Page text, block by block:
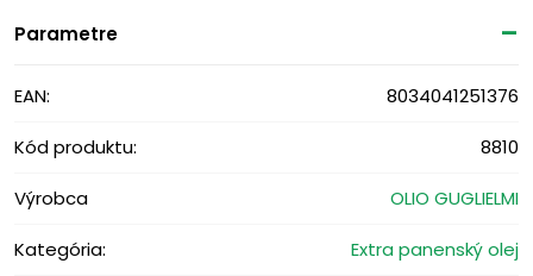
Parametre
EAN: 8034041251376
Kód produktu: 8810
Výrobca OLIO GUGLIELMI
Kategória: Extra panenský olej